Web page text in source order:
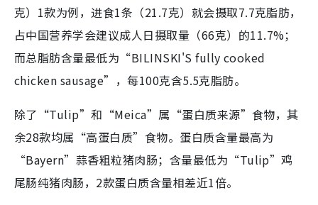
克）1款为例，进食1条（21.7克）就会摄取7.7克脂肪，
占中国营养学会建议成人日摄取量（66克）的11.7%；
而总脂肪含量最低为“BILINSKI'S fully cooked
chicken sausage”，每100克含5.5克脂肪。
除了“Tulip”和“Meica”属“蛋白质来源”食物，其
余28款均属“高蛋白质”食物。蛋白质含量最高为
“Bayern”蒜香粗粒猪肉肠；含量最低为“Tulip”鸡
尾肠纯猪肉肠，2款蛋白质含量相差近1倍。